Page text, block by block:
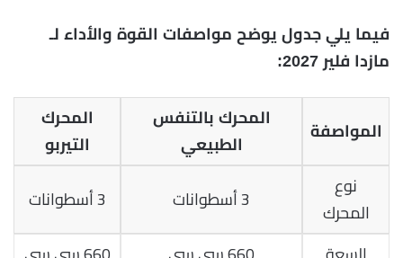
فيما يلي جدول يوضح مواصفات القوة والأداء لـ
مازدا فلير 2027:
المواصفة
المحرك بالتنفس
الطبيعي
المحرك
التيربو
نوع
المحرك
3 أسطوانات
3 أسطوانات